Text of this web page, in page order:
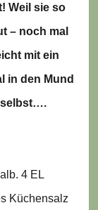
! Weil sie so
– noch mal
mit ein
in den Mund
4 EL
Küchensalz